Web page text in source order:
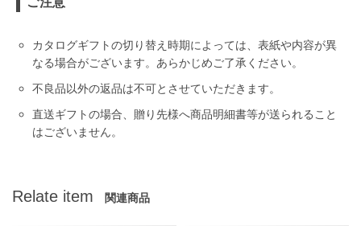
カタログギフトの切り替え時期によっては、表紙や内容が異
なる場合がございます。あらかじめご了承ください。
不良品以外の返品は不可とさせていただきます。
直送ギフトの場合、贈り先様へ商品明細書等が送られること
はございません。
Relate item 関連商品